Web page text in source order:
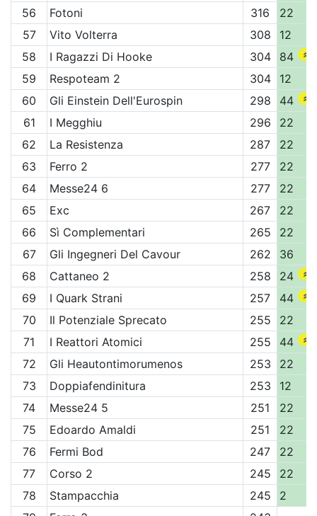
56
Fotoni 316
22
57
Vito Volterra 308
12
58
I Ragazzi Di Hooke 304
84
59
Respoteam 2 304
12
60
Gli Einstein Dell'Eurospin 298
44
61
I Megghiu 296
22
62
La Resistenza 287
22
63
Ferro 2 277
22
64
Messe24 6 277
22
65
Exc 267
22
66
Sì Complementari 265
22
67
Gli Ingegneri Del Cavour 262
36
68
Cattaneo 2 258
24
69
I Quark Strani 257
44
70
Il Potenziale Sprecato 255
22
71
I Reattori Atomici 255
44
72
Gli Heautontimorumenos 253
22
73
Doppiafendinitura 253
12
74
Messe24 5 251
22
75
Edoardo Amaldi 251
22
76
Fermi Bod 247
22
77
Corso 2 245
22
78
Stampacchia 245
2